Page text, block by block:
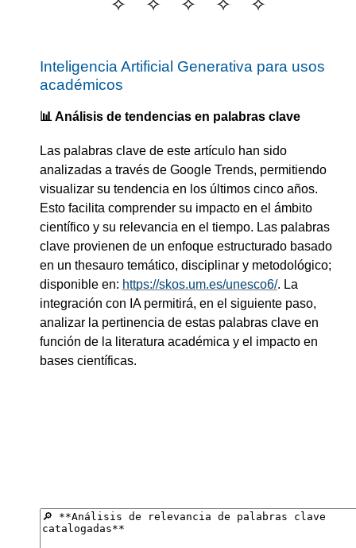
Inteligencia Artificial Generativa para usos
académicos
📊 Análisis de tendencias en palabras clave
Las palabras clave de este artículo han sido
analizadas a través de Google Trends, permitiendo
visualizar su tendencia en los últimos cinco años.
Esto facilita comprender su impacto en el ámbito
científico y su relevancia en el tiempo. Las palabras
clave provienen de un enfoque estructurado basado
en un thesauro temático, disciplinar y metodológico;
disponible en: https://skos.um.es/unesco6/. La
integración con IA permitirá, en el siguiente paso,
analizar la pertinencia de estas palabras clave en
función de la literatura académica y el impacto en
bases científicas.